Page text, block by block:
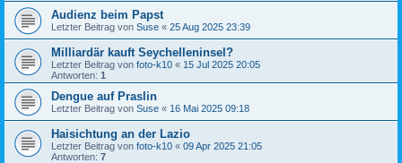
Audienz beim Papst
Letzter Beitrag von Suse « 25 Aug 2025 23:39
Milliardär kauft Seychelleninsel?
Letzter Beitrag von foto-k10 « 15 Jul 2025 20:05
Antworten: 1
Dengue auf Praslin
Letzter Beitrag von Suse « 16 Mai 2025 09:18
Haisichtung an der Lazio
Letzter Beitrag von foto-k10 « 09 Apr 2025 21:05
Antworten: 7